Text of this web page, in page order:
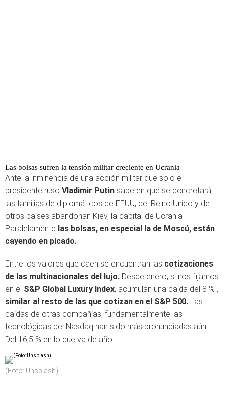
Las bolsas sufren la tensión militar creciente en Ucrania
Ante la inminencia de una acción militar que solo el
presidente ruso Vladimir Putin sabe en qué se concretará,
las familias de diplomáticos de EEUU, del Reino Unido y de
otros países abandonan Kiev, la capital de Ucrania.
Paralelamente las bolsas, en especial la de Moscú, están
cayendo en picado.
Entre los valores que caen se encuentran las cotizaciones
de las multinacionales del lujo. Desde enero, si nos fijamos
en el S&P Global Luxury Index, acumulan una caída del 8 % ,
similar al resto de las que cotizan en el S&P 500. Las
caídas de otras compañías, fundamentalmente las
tecnológicas del Nasdaq han sido más pronunciadas aún.
Del 16,5 % en lo que va de año.
(Foto: Unsplash)